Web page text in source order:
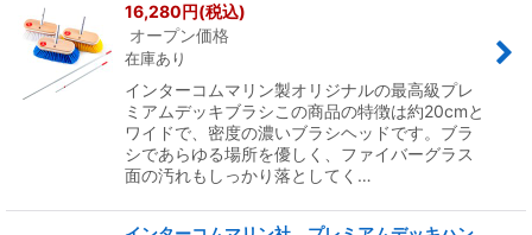
16,280円(税込)
オープン価格
在庫あり
インターコムマリン製オリジナルの最高級プレ
ミアムデッキブラシこの商品の特徴は約20cmと
ワイドで、密度の濃いブラシヘッドです。ブラ
シであらゆる場所を優しく、ファイバーグラス
面の汚れもしっかり落としてく…